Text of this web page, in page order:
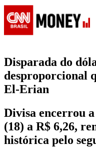
Disparada do
desproporcional
El-Erian
Divisa encerrou
(18) a R$ 6,26,
histórica pelo